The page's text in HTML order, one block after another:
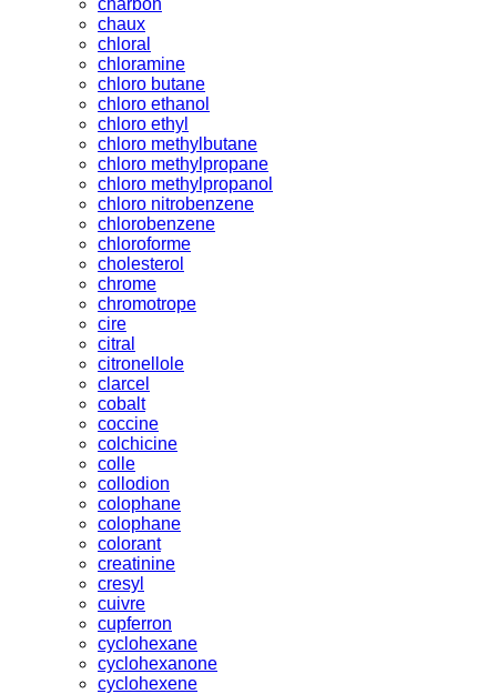
chaux
chloral
chloramine
chloro butane
chloro ethanol
chloro ethyl
chloro methylbutane
chloro methylpropane
chloro methylpropanol
chloro nitrobenzene
chlorobenzene
chloroforme
cholesterol
chrome
chromotrope
cire
citral
citronellole
clarcel
cobalt
coccine
colchicine
colle
collodion
colophane
colophane
colorant
creatinine
cresyl
cuivre
cupferron
cyclohexane
cyclohexanone
cyclohexene